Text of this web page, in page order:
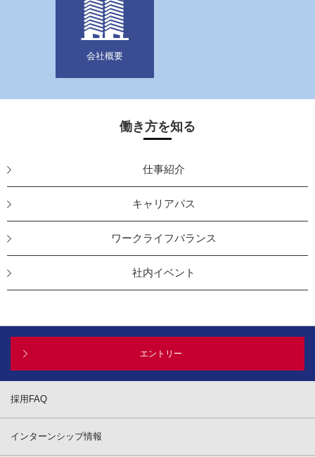
会社概要
働き方を知る
仕事紹介
キャリアパス
ワークライフバランス
社内イベント
エントリー
採用FAQ
インターンシップ情報